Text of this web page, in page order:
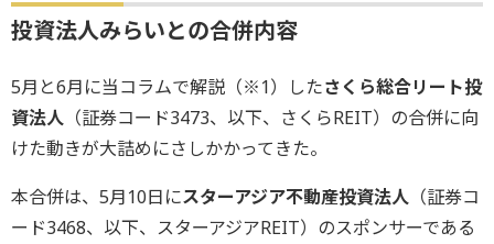
投資法人みらいとの合併内容
5月と6月に当コラムで解説（※1）したさくら総合リート投
資法人 （証券コード3473、以下、さくらREIT）の合併に向
けた動きが大詰めにさしかかってきた。
本合併は、5月10日にスターアジア不動産投資法人 （証券コ
ード3468、以下、スターアジアREIT）のスポンサーである